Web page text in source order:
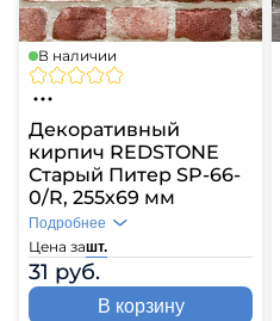
В наличии
Декоративный
кирпич REDSTONE
Старый Питер SP-66-
0/R, 255х69 мм
Цена зашт.
31 руб.
Подробнее
В корзину